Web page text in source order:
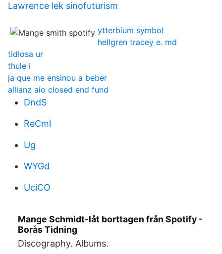
Lawrence lek sinofuturism
ytterbium symbol
hellgren tracey e. md
tidlosa ur
thule i
ja que me ensinou a beber
allianz aio closed end fund
DndS
ReCml
Ug
WYGd
UciCO
Mange Schmidt-låt borttagen från Spotify -
Borås Tidning
Discography. Albums.